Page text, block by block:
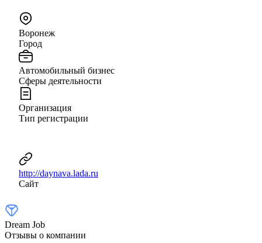
Воронеж
Город
Автомобильный бизнес
Сферы деятельности
Организация
Тип регистрации
http://daynava.lada.ru
Сайт
Dream Job
Отзывы о компании